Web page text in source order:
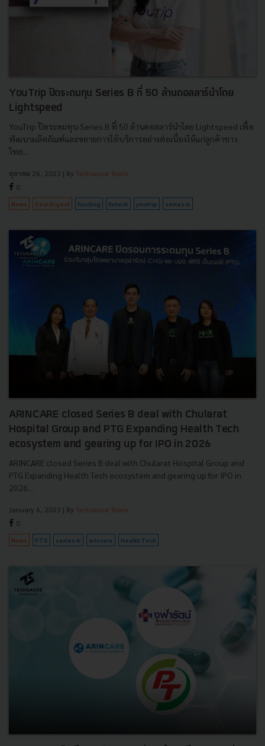
YouTrip ปิดระดมทุน Series B ที่ 50 ล้านดอลลาร์นำโดย
Lightspeed
YouTrip ปิดระดมทุน Series B ที่ 50 ล้านดอลลาร์นำโดย Lightspeed เพื่อ
พัฒนาผลิตภัณฑ์และขยายการให้บริการอย่างต่อเนื่องให้แก่ลูกค้าชาว
ไทย...
ตุลาคม 26, 2023 | By Techsauce Team
0
News Deal Digest funding fintech youtrip series-b
ARINCARE closed Series B deal with Chularat
Hospital Group and PTG Expanding Health Tech
ecosystem and gearing up for IPO in 2026
ARINCARE closed Series B deal with Chularat Hospital Group and
PTG Expanding Health Tech ecosystem and gearing up for IPO in
2026...
January 6, 2023 | By Techsauce Team
0
News PTG series-b arincare Health Tech